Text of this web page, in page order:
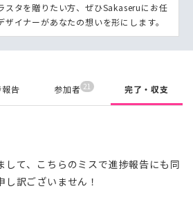
スタを贈りたい方、ぜひSakaseruにお任
イナーがあなたの想いを形にします。
告 参加者 21 完了・収支
て、こちらのミスで進捗報告にも同
訳ございません！